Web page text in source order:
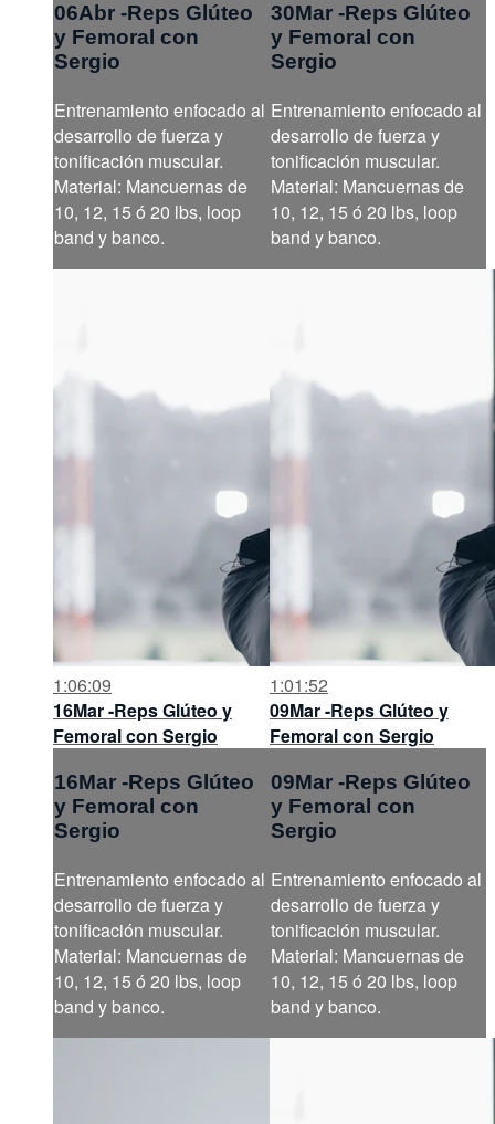
06Abr -Reps Glúteo
y Femoral con
Sergio
Entrenamiento enfocado al
desarrollo de fuerza y
tonificación muscular.
Material: Mancuernas de
10, 12, 15 ó 20 lbs, loop
band y banco.
30Mar -Reps Glúteo
y Femoral con
Sergio
Entrenamiento enfocado al
desarrollo de fuerza y
tonificación muscular.
Material: Mancuernas de
10, 12, 15 ó 20 lbs, loop
band y banco.
1:06:09
16Mar -Reps Glúteo y
Femoral con Sergio
16Mar -Reps Glúteo
y Femoral con
Sergio
Entrenamiento enfocado al
desarrollo de fuerza y
tonificación muscular.
Material: Mancuernas de
10, 12, 15 ó 20 lbs, loop
band y banco.
1:01:52
09Mar -Reps Glúteo y
Femoral con Sergio
09Mar -Reps Glúteo
y Femoral con
Sergio
Entrenamiento enfocado al
desarrollo de fuerza y
tonificación muscular.
Material: Mancuernas de
10, 12, 15 ó 20 lbs, loop
band y banco.